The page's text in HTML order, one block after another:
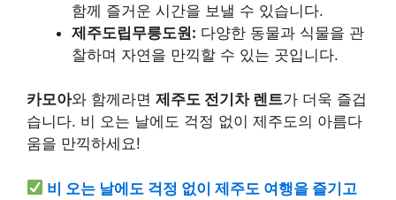
함께 즐거운 시간을 보낼 수 있습니다.
제주도립무릉도원: 다양한 동물과 식물을 관
찰하며 자연을 만끽할 수 있는 곳입니다.
카모아와 함께라면 제주도 전기차 렌트가 더욱 즐겁
습니다. 비 오는 날에도 걱정 없이 제주도의 아름다
움을 만끽하세요!
비 오는 날에도 걱정 없이 제주도 여행을 즐기고